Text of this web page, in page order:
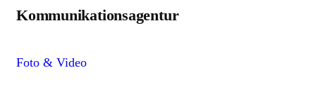
Kommunikationsagentur
Foto & Video